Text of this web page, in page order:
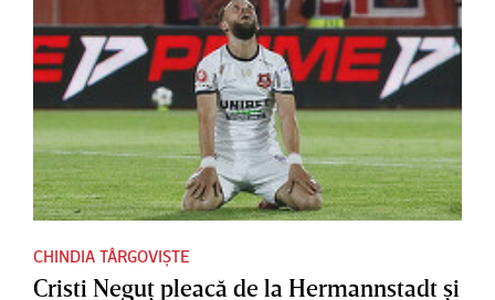
CHINDIA TÂRGOVIȘTE
Cristi Neguţ pleacă de la Hermannstadt şi